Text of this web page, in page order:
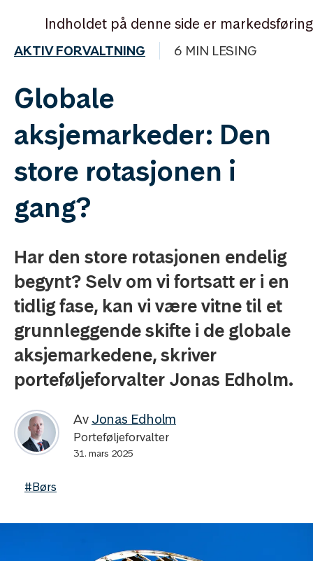
Indholdet på denne side er markedsføring
AKTIV FORVALTNING 6 MIN LESING
Globale
aksjemarkeder: Den
store rotasjonen i
gang?
Har den store rotasjonen endelig
begynt? Selv om vi fortsatt er i en
tidlig fase, kan vi være vitne til et
grunnleggende skifte i de globale
aksjemarkedene, skriver
porteføljeforvalter Jonas Edholm.
Av Jonas Edholm
Porteføljeforvalter
31. mars 2025
#Børs